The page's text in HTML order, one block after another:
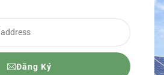
Đăng Ký